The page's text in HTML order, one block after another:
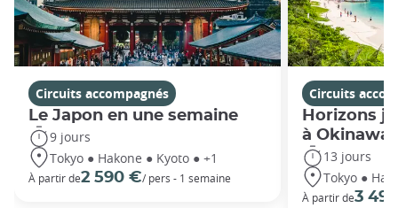
Circuits accompagnés
Le Japon en une semaine
9 jours
Tokyo ● Hakone ● Kyoto ● +1
À partir de2 590 €/ pers - 1 semaine
Circuits
Horizons
à Okinawa
13 jours
Tokyo ●
À partir de3